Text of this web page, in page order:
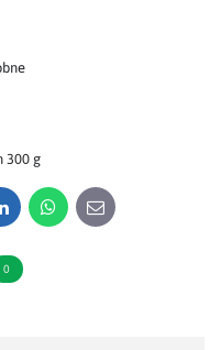
300 g
LinkedInWhatsApp
E-
mail
0